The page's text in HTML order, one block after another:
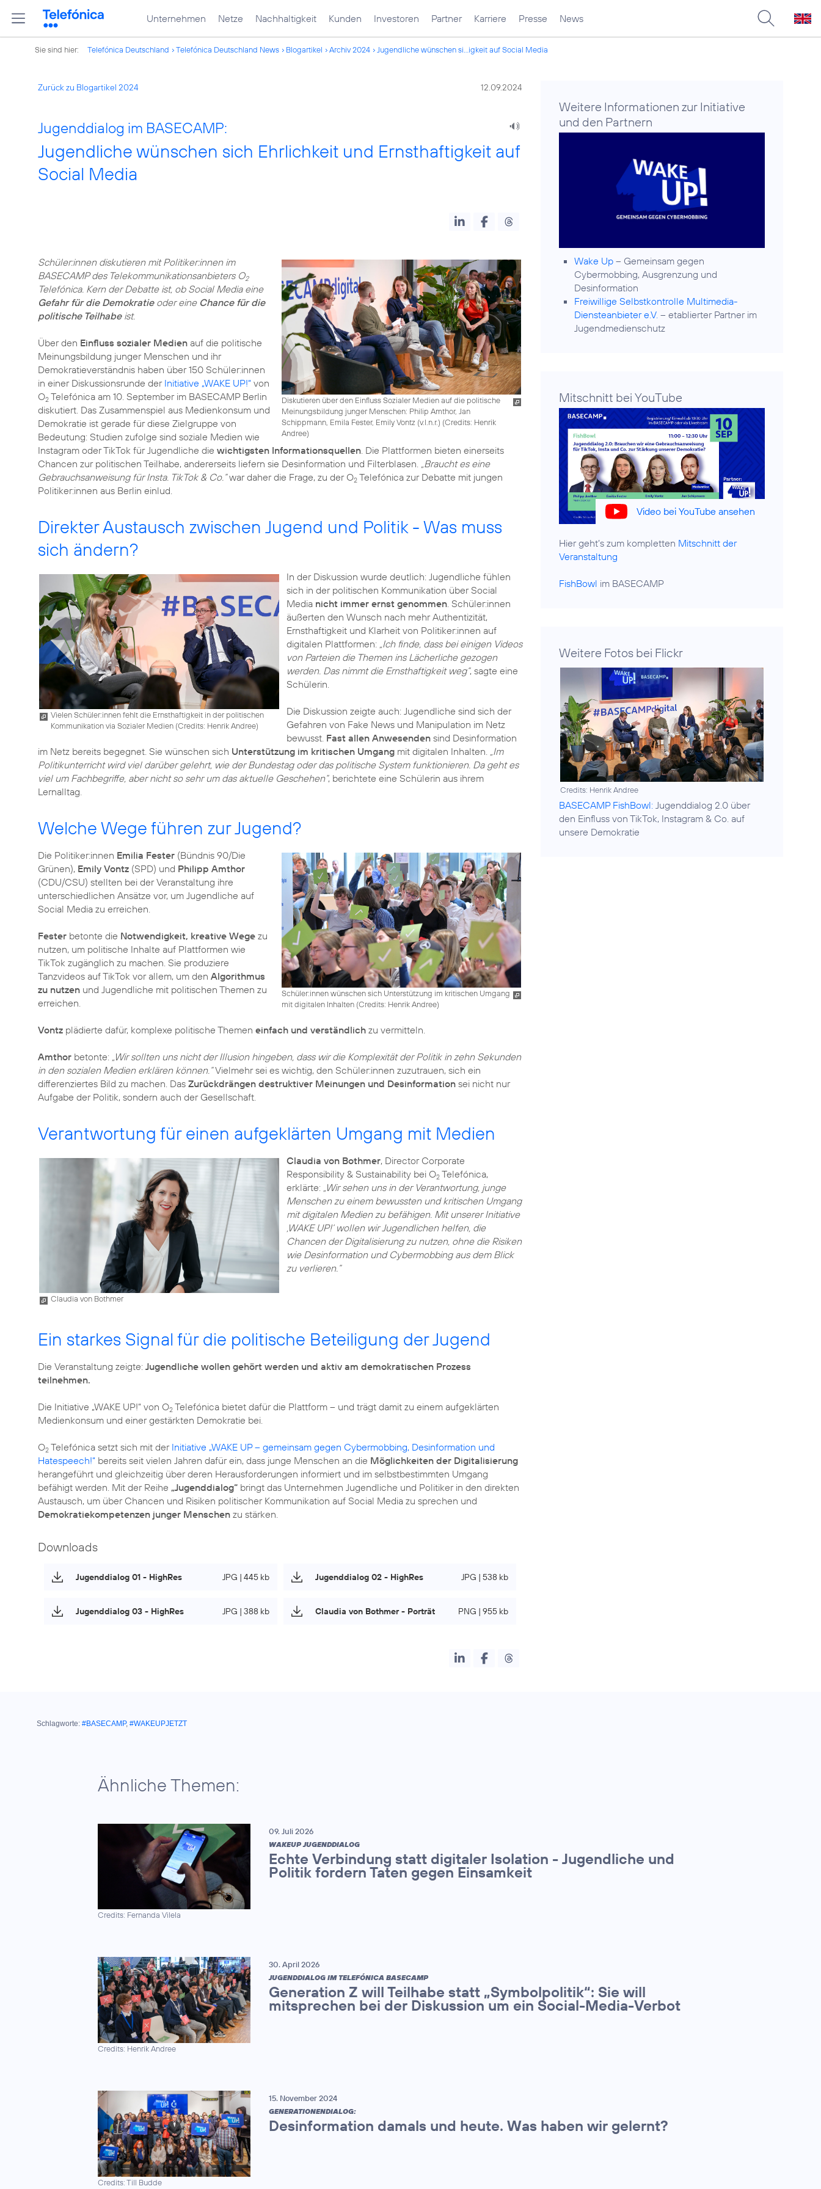
Unternehmen Netze Nachhaltigkeit Kunden Investoren Partner Karriere Presse News
Sie sind hier: Telefónica Deutschland Telefónica Deutschland News Blogartikel Archiv 2024 Jugendliche wünschen si...igkeit auf Social Media
Zurück zu Blogartikel 2024 12.09.2024
Jugenddialog im BASECAMP:
Jugendliche wünschen sich Ehrlichkeit und Ernsthaftigkeit auf
Social Media
Diskutieren über den Einfluss Sozialer Medien auf die politische
Meinungsbildung junger Menschen: Philip Amthor, Jan
Schippmann, Emila Fester, Emily Vontz (v.l.n.r.) (Credits: Henrik
Andree)
Schüler:innen diskutieren mit Politiker:innen im
BASECAMP des Telekommunikationsanbieters O2
Telefónica. Kern der Debatte ist, ob Social Media eine
Gefahr für die Demokratieoder eine Chance für die
politische Teilhabeist.
Über den Einfluss sozialer Medien auf die politische
Meinungsbildung junger Menschen und ihr
Demokratieverständnis haben über 150 Schüler:innen
in einer Diskussionsrunde der Initiative „WAKE UP!“ von
O2 Telefónica am 10. September im BASECAMP Berlin
diskutiert. Das Zusammenspiel aus Medienkonsum und
Demokratie ist gerade für diese Zielgruppe von
Bedeutung: Studien zufolge sind soziale Medien wie
Instagram oder TikTok für Jugendliche die wichtigsten Informationsquellen. Die Plattformen bieten einerseits
Chancen zur politischen Teilhabe, andererseits liefern sie Desinformation und Filterblasen. „Braucht es eine
Gebrauchsanweisung für Insta. TikTok & Co.“war daher die Frage, zu der O2 Telefónica zur Debatte mit jungen
Politiker:innen aus Berlin einlud.
Direkter Austausch zwischen Jugend und Politik - Was muss
sich ändern?
Vielen Schüler:innen fehlt die Ernsthaftigkeit in der politischen
Kommunikation via Sozialer Medien (Credits: Henrik Andree)
In der Diskussion wurde deutlich: Jugendliche fühlen
sich in der politischen Kommunikation über Social
Media nicht immer ernst genommen. Schüler:innen
äußerten den Wunsch nach mehr Authentizität,
Ernsthaftigkeit und Klarheit von Politiker:innen auf
digitalen Plattformen: „Ich finde, dass bei einigen Videos
von Parteien die Themen ins Lächerliche gezogen
werden. Das nimmt die Ernsthaftigkeit weg“, sagte eine
Schülerin.
Die Diskussion zeigte auch: Jugendliche sind sich der
Gefahren von Fake News und Manipulation im Netz
bewusst. Fast allen Anwesendensind Desinformation
im Netz bereits begegnet. Sie wünschen sich Unterstützung im kritischen Umgang mit digitalen Inhalten. „Im
Politikunterricht wird viel darüber gelehrt, wie der Bundestag oder das politische System funktionieren. Da geht es
viel um Fachbegriffe, aber nicht so sehr um das aktuelle Geschehen“, berichtete eine Schülerin aus ihrem
Lernalltag.
Welche Wege führen zur Jugend?
Schüler:innen wünschen sich Unterstützung im kritischen Umgang
mit digitalen Inhalten (Credits: Henrik Andree)
Die Politiker:innen Emilia Fester (Bündnis 90/Die
Grünen), Emily Vontz (SPD) und Philipp Amthor
(CDU/CSU) stellten bei der Veranstaltung ihre
unterschiedlichen Ansätze vor, um Jugendliche auf
Social Media zu erreichen.
Fester betonte die Notwendigkeit, kreative Wege zu
nutzen, um politische Inhalte auf Plattformen wie
TikTok zugänglich zu machen. Sie produziere
Tanzvideos auf TikTok vor allem, um den Algorithmus
zu nutzen und Jugendliche mit politischen Themen zu
erreichen.
Vontz plädierte dafür, komplexe politische Themen einfach und verständlich zu vermitteln.
Amthor betonte: „Wir sollten uns nicht der Illusion hingeben, dass wir die Komplexität der Politik in zehn Sekunden
in den sozialen Medien erklären können.“Vielmehr sei es wichtig, den Schüler:innen zuzutrauen, sich ein
differenziertes Bild zu machen. Das Zurückdrängen destruktiver Meinungen und Desinformation sei nicht nur
Aufgabe der Politik, sondern auch der Gesellschaft.
Verantwortung für einen aufgeklärten Umgang mit Medien
Claudia von Bothmer
Claudia von Bothmer, Director Corporate
Responsibility & Sustainability bei O2Telefónica,
erklärte: „Wir sehen uns in der Verantwortung, junge
Menschen zu einem bewussten und kritischen Umgang
mit digitalen Medien zu befähigen. Mit unserer Initiative
‚WAKE UP!‘ wollen wir Jugendlichen helfen, die
Chancen der Digitalisierung zu nutzen, ohne die Risiken
wie Desinformation und Cybermobbing aus dem Blick
zu verlieren.“
Ein starkes Signal für die politische Beteiligung der Jugend
Die Veranstaltung zeigte: Jugendliche wollen gehört werden und aktiv am demokratischen Prozess
teilnehmen.
Die Initiative „WAKE UP!“ von O2 Telefónica bietet dafür die Plattform – und trägt damit zu einem aufgeklärten
Medienkonsum und einer gestärkten Demokratie bei.
O2 Telefónica setzt sich mit der Initiative „WAKE UP – gemeinsam gegen Cybermobbing, Desinformation und
Hatespeech!“ bereits seit vielen Jahren dafür ein, dass junge Menschen an die Möglichkeiten der Digitalisierung
herangeführt und gleichzeitig über deren Herausforderungen informiert und im selbstbestimmten Umgang
befähigt werden. Mit der Reihe „Jugenddialog“ bringt das Unternehmen Jugendliche und Politiker in den direkten
Austausch, um über Chancen und Risiken politischer Kommunikation auf Social Media zu sprechen und
Demokratiekompetenzen junger Menschen zu stärken.
Downloads
Jugenddialog 01 - HighRes JPG | 445 kb Jugenddialog 02 - HighRes JPG | 538 kb
Jugenddialog 03 - HighRes JPG | 388 kb Claudia von Bothmer - Porträt PNG | 955 kb
Weitere Informationen zur Initiative
und den Partnern
Wake Up – Gemeinsam gegen
Cybermobbing, Ausgrenzung und
Desinformation
Freiwillige Selbstkontrolle Multimedia-
Diensteanbieter e.V. – etablierter Partner im
Jugendmedienschutz
Mitschnitt bei YouTube
Video bei YouTube ansehen
Hier geht’s zum kompletten Mitschnitt der
Veranstaltung
FishBowl im BASECAMP
Weitere Fotos bei Flickr
Credits: Henrik Andree
BASECAMP FishBowl: Jugenddialog 2.0 über
den Einfluss von TikTok, Instagram & Co. auf
unsere Demokratie
Schlagworte: #BASECAMP, #WAKEUPJETZT
Ähnliche Themen:
Credits: Fernanda Vilela
09. Juli 2026
WAKEUP JUGENDDIALOG
Echte Verbindung statt digitaler Isolation - Jugendliche und
Politik fordern Taten gegen Einsamkeit
Credits: Henrik Andree
30. April 2026
JUGENDDIALOG IM TELEFÓNICA BASECAMP
Generation Z will Teilhabe statt „Symbolpolitik“: Sie will
mitsprechen bei der Diskussion um ein Social-Media-Verbot
Credits: Till Budde
15. November 2024
GENERATIONENDIALOG:
Desinformation damals und heute. Was haben wir gelernt?